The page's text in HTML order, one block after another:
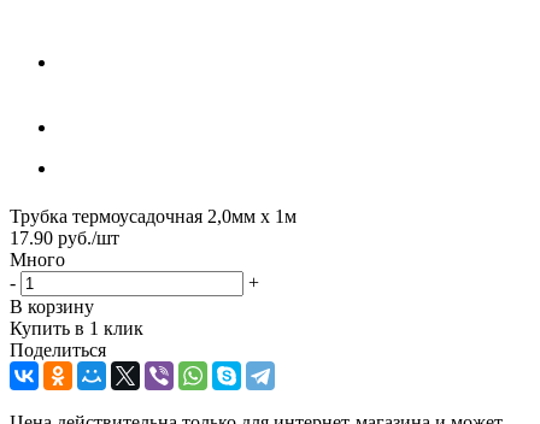
Трубка термоусадочная 2,0мм х 1м
17.90 руб./шт
Много
-
+
В корзину
Купить в 1 клик
Поделиться